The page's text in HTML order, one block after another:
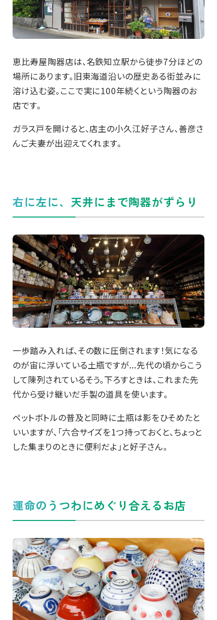
恵比寿屋陶器店は、名鉄知立駅から徒歩7分ほどの
場所にあります。旧東海道沿いの歴史ある街並みに
溶け込む姿。ここで実に100年続くという陶器のお
店です。
ガラス戸を開けると、店主の小久江好子さん、善彦さ
んご夫妻が出迎えてくれます。
右に左に、天井にまで陶器がずらり
一歩踏み入れば、その数に圧倒されます！気になる
のが宙に浮いている土瓶ですが...先代の頃からこう
して陳列されているそう。下ろすときは、これまた先
代から受け継いだ手製の道具を使います。
ペットボトルの普及と同時に土瓶は影をひそめたと
いいますが、「六合サイズを1つ持っておくと、ちょっと
した集まりのときに便利だよ」と好子さん。
運命のうつわにめぐり合えるお店